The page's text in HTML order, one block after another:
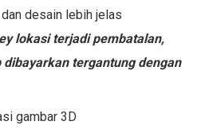
desain lebih jelas
lokasi terjadi pembatalan,
dibayarkan tergantung dengan
gambar 3D